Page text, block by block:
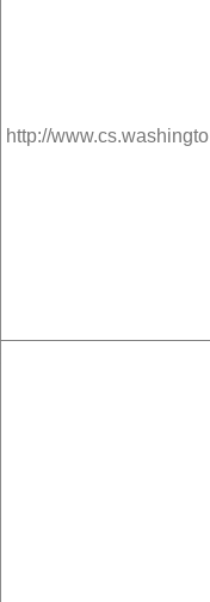
http://